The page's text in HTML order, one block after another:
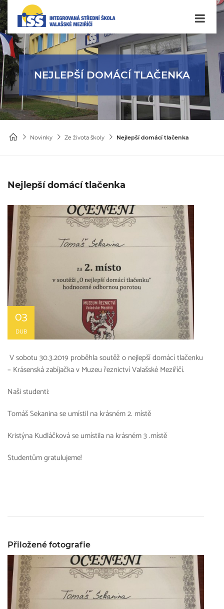
NEJLEPŠÍ DOMÁCÍ TLAČENKA
Novinky Ze života školy Nejlepší domácí tlačenka
Nejlepší domácí tlačenka
03
DUB
V sobotu 30.3.2019 proběhla soutěž o nejlepší domácí tlačenku
– Krásenská zabíjačka v Muzeu řeznictví Valašské Meziříčí.
Naši studenti:
Tomáš Sekanina se umístil na krásném 2. místě
Kristýna Kudláčková se umístila na krásném 3 .místě
Studentům gratulujeme!
Přiložené fotografie